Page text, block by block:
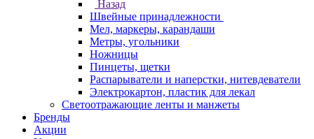
Назад
Швейные принадлежности
Мел, маркеры, карандаши
Метры, угольники
Ножницы
Пинцеты, щетки
Распарыватели и наперстки, нитевдеватели
Электрокартон, пластик для лекал
Светоотражающие ленты и манжеты
Бренды
Акции